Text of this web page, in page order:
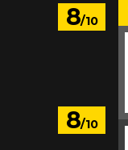
8/10
8/10